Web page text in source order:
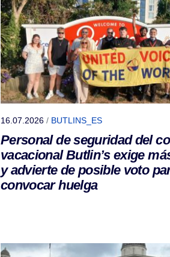
16.07.2026 / BUTLINS_ES
Personal de seguridad del
vacacional Butlin’s exige
y advierte de posible voto
convocar huelga